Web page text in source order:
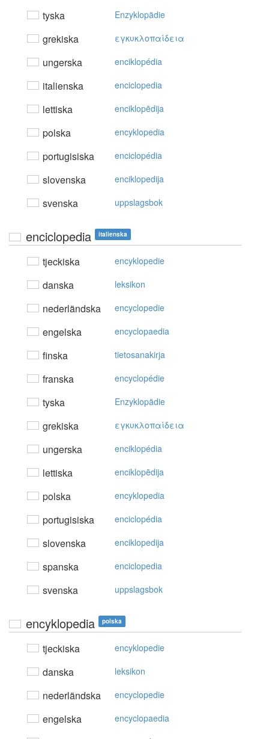
tyska Enzyklopädie
grekiska εγκυκλoπαίδεια
ungerska enciklopédia
italienska enciclopedia
lettiska enciklopēdija
polska encyklopedia
portugisiska enciclopédia
slovenska enciklopedija
svenska uppslagsbok
enciclopedia italienska
tjeckiska encyklopedie
danska leksikon
nederländska encyclopedie
engelska encyclopaedia
finska tietosanakirja
franska encyclopédie
tyska Enzyklopädie
grekiska εγκυκλoπαίδεια
ungerska enciklopédia
lettiska enciklopēdija
polska encyklopedia
portugisiska enciclopédia
slovenska enciklopedija
spanska enciclopedia
svenska uppslagsbok
encyklopedia polska
tjeckiska encyklopedie
danska leksikon
nederländska encyclopedie
engelska encyclopaedia